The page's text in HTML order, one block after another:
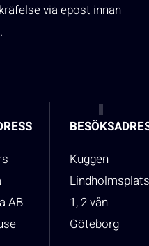
via epost innan
AB
Kuggen
1, 2 vån
Göteborg